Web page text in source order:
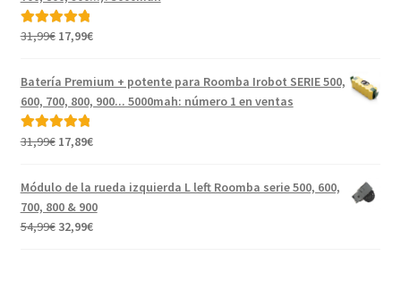
46,99€.
19,99€.
Valorado con
31,99€ El
original
era:
31,99€.
17,99€El
actual
es:
Batería Premium + potente para Roomba Irobot SERIE 500,
600, 700, 800, 900... 5000mah: número 1 en ventas
Valorado con
31,99€ El
original
era:
31,99€.
17,89€El
actual
es:
17,89€.
Módulo de la rueda izquierda L left Roomba serie 500, 600,
700, 800 & 900
54,99€ El
32,99€El